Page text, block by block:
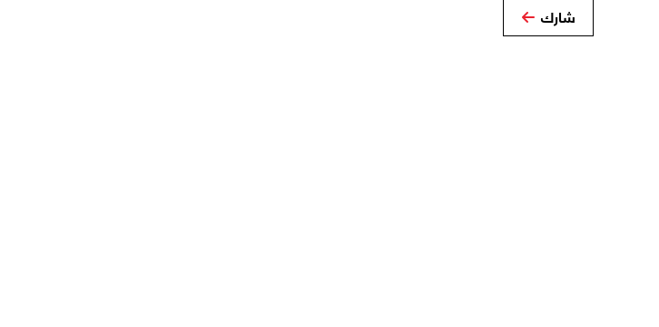
شارك